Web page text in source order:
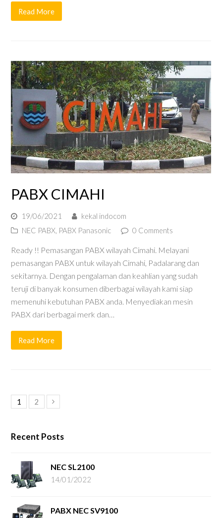
Read More
PABX CIMAHI
19/06/2021
kekal indocom
NEC PABX PABX Panasonic 0 Comments
Ready !! Pemasangan PABX wilayah Cimahi. Melayani
pemasangan PABX untuk wilayah Cimahi, Padalarang dan
sekitarnya. Dengan pengalaman dan keahlian yang sudah
teruji di banyak konsumen diberbagai wilayah kami siap
memenuhi kebutuhan PABX anda. Menyediakan mesin
PABX dari berbagai merk dan…
Read More
1 2
Recent Posts
NEC SL2100
14/01/2022
PABX NEC SV9100